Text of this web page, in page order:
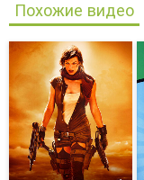
Похожие видео